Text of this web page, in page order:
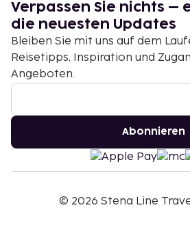
Verpassen Sie nichts –
die neuesten Updates
Bleiben Sie mit uns auf dem
Reisetipps, Inspiration und
Angeboten.
Abonnieren
© 2026 Stena Line